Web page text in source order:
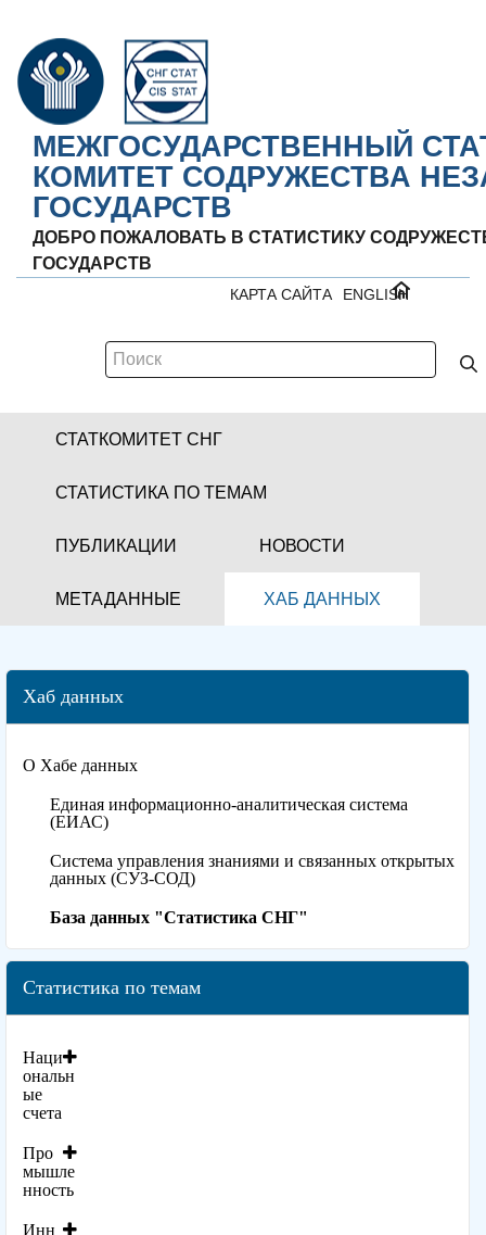
МЕЖГОСУДАРСТВЕННЫЙ
КОМИТЕТ СОДРУЖЕСТВА
ГОСУДАРСТВ
ДОБРО ПОЖАЛОВАТЬ В СТАТИСТИКУ
ГОСУДАРСТВ
ENGLISH
КАРТА САЙТА
СТАТКОМИТЕТ СНГ
СТАТИСТИКА ПО ТЕМАМ
ПУБЛИКАЦИИ НОВОСТИ
МЕТАДАННЫЕ ХАБ ДАННЫХ
Хаб данных
О Хабе данных
Единая информационно-аналитическая система
(ЕИАС)
Система управления знаниями и связанных открытых
данных (СУЗ-СОД)
База данных "Статистика СНГ"
Статистика по темам
Наци
ональн
ые
счета
Про
мышле
нность
Инн